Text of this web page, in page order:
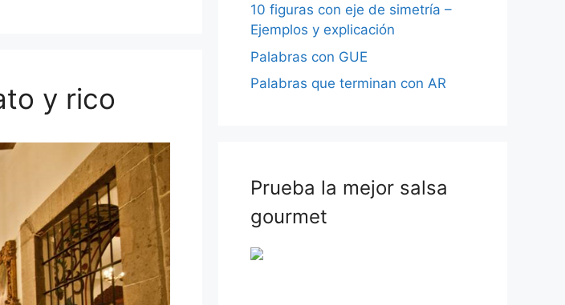
y rico
10 figuras con eje de simetría –
Ejemplos y explicación
Palabras con GUE
Palabras que terminan con AR
Prueba la mejor salsa
gourmet